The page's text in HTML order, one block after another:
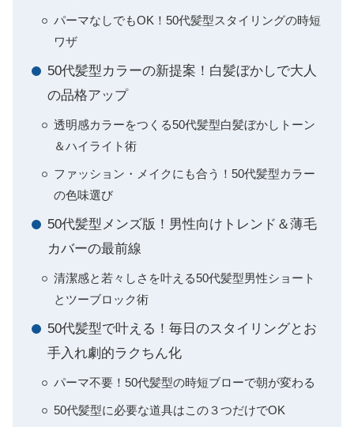
パーマなしでもOK！50代髪型スタイリングの時短
ワザ
50代髪型カラーの新提案！白髪ぼかしで大人
の品格アップ
透明感カラーをつくる50代髪型白髪ぼかしトーン
＆ハイライト術
ファッション・メイクにも合う！50代髪型カラー
の色味選び
50代髪型メンズ版！男性向けトレンド＆薄毛
カバーの最前線
清潔感と若々しさを叶える50代髪型男性ショート
とツーブロック術
50代髪型で叶える！毎日のスタイリングとお
手入れ劇的ラクちん化
パーマ不要！50代髪型の時短ブローで朝が変わる
50代髪型に必要な道具はこの３つだけでOK